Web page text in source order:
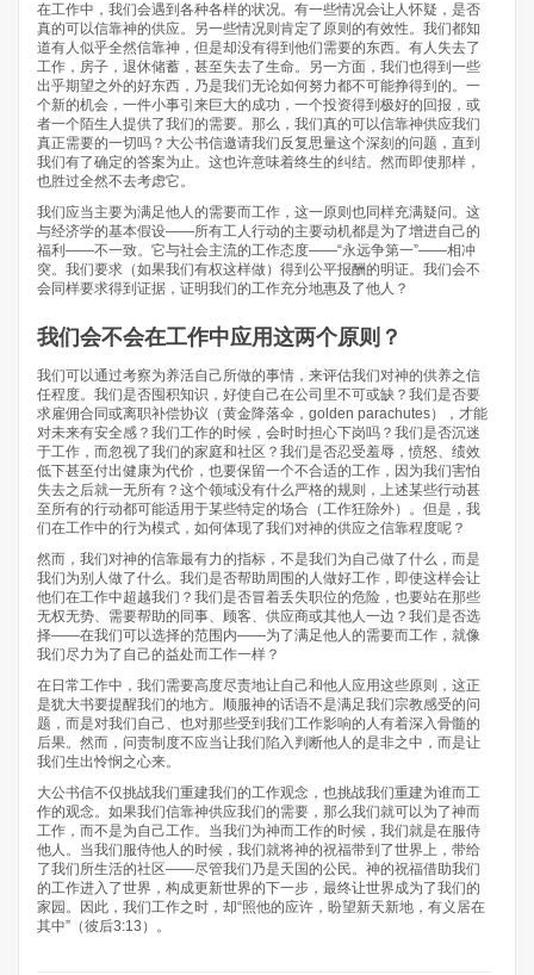
在工作中，我们会遇到各种各样的状况。有一些情况会让人怀疑，是否
真的可以信靠神的供应。另一些情况则肯定了原则的有效性。我们都知
道有人似乎全然信靠神，但是却没有得到他们需要的东西。有人失去了
工作，房子，退休储蓄，甚至失去了生命。另一方面，我们也得到一些
出乎期望之外的好东西，乃是我们无论如何努力都不可能挣得到的。一
个新的机会，一件小事引来巨大的成功，一个投资得到极好的回报，或
者一个陌生人提供了我们的需要。那么，我们真的可以信靠神供应我们
真正需要的一切吗？大公书信邀请我们反复思量这个深刻的问题，直到
我们有了确定的答案为止。这也许意味着终生的纠结。然而即使那样，
也胜过全然不去考虑它。
我们应当主要为满足他人的需要而工作，这一原则也同样充满疑问。这
与经济学的基本假设——所有工人行动的主要动机都是为了增进自己的
福利——不一致。它与社会主流的工作态度——“永远争第一”——相冲
突。我们要求（如果我们有权这样做）得到公平报酬的明证。我们会不
会同样要求得到证据，证明我们的工作充分地惠及了他人？
我们会不会在工作中应用这两个原则？
我们可以通过考察为养活自己所做的事情，来评估我们对神的供养之信
任程度。我们是否囤积知识，好使自己在公司里不可或缺？我们是否要
求雇佣合同或离职补偿协议（黄金降落伞，golden parachutes），才能
对未来有安全感？我们工作的时候，会时时担心下岗吗？我们是否沉迷
于工作，而忽视了我们的家庭和社区？我们是否忍受羞辱，愤怒、绩效
低下甚至付出健康为代价，也要保留一个不合适的工作，因为我们害怕
失去之后就一无所有？这个领域没有什么严格的规则，上述某些行动甚
至所有的行动都可能适用于某些特定的场合（工作狂除外）。但是，我
们在工作中的行为模式，如何体现了我们对神的供应之信靠程度呢？
然而，我们对神的信靠最有力的指标，不是我们为自己做了什么，而是
我们为别人做了什么。我们是否帮助周围的人做好工作，即使这样会让
他们在工作中超越我们？我们是否冒着丢失职位的危险，也要站在那些
无权无势、需要帮助的同事、顾客、供应商或其他人一边？我们是否选
择——在我们可以选择的范围内——为了满足他人的需要而工作，就像
我们尽力为了自己的益处而工作一样？
在日常工作中，我们需要高度尽责地让自己和他人应用这些原则，这正
是犹大书要提醒我们的地方。顺服神的话语不是满足我们宗教感受的问
题，而是对我们自己、也对那些受到我们工作影响的人有着深入骨髓的
后果。然而，问责制度不应当让我们陷入判断他人的是非之中，而是让
我们生出怜悯之心来。
大公书信不仅挑战我们重建我们的工作观念，也挑战我们重建为谁而工
作的观念。如果我们信靠神供应我们的需要，那么我们就可以为了神而
工作，而不是为自己工作。当我们为神而工作的时候，我们就是在服侍
他人。当我们服侍他人的时候，我们就将神的祝福带到了世界上，带给
了我们所生活的社区——尽管我们乃是天国的公民。神的祝福借助我们
的工作进入了世界，构成更新世界的下一步，最终让世界成为了我们的
家园。因此，我们工作之时，却“照他的应许，盼望新天新地，有义居在
其中”（彼后3:13）。